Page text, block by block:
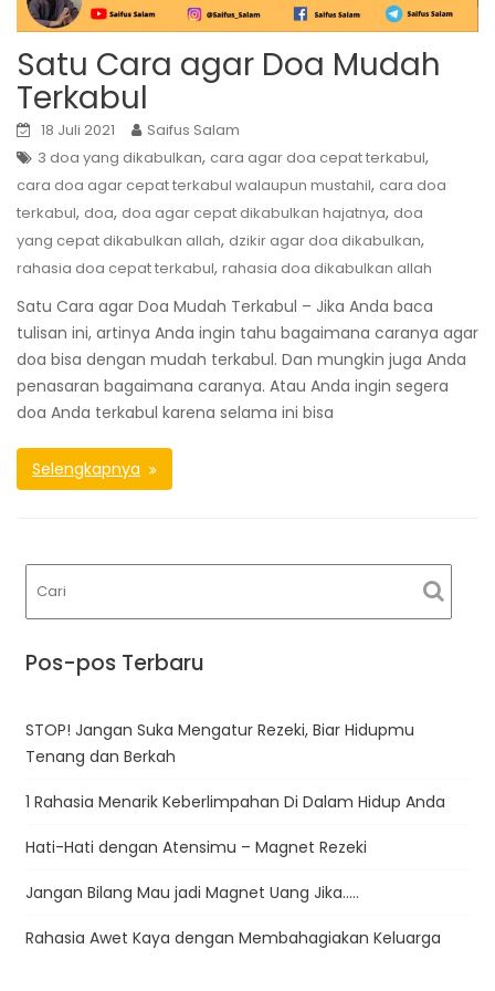
Satu Cara agar Doa Mudah
Terkabul
18 Juli 2021
Saifus Salam
3 doa yang dikabulkan, cara agar doa cepat terkabul,
cara doa agar cepat terkabul walaupun mustahil, cara doa
terkabul, doa, doa agar cepat dikabulkan hajatnya, doa
yang cepat dikabulkan allah, dzikir agar doa dikabulkan,
rahasia doa cepat terkabul, rahasia doa dikabulkan allah
Satu Cara agar Doa Mudah Terkabul – Jika Anda baca
tulisan ini, artinya Anda ingin tahu bagaimana caranya agar
doa bisa dengan mudah terkabul. Dan mungkin juga Anda
penasaran bagaimana caranya. Atau Anda ingin segera
doa Anda terkabul karena selama ini bisa
Selengkapnya
Pos-pos Terbaru
STOP! Jangan Suka Mengatur Rezeki, Biar Hidupmu
Tenang dan Berkah
1 Rahasia Menarik Keberlimpahan Di Dalam Hidup Anda
Hati-Hati dengan Atensimu – Magnet Rezeki
Jangan Bilang Mau jadi Magnet Uang Jika…..
Rahasia Awet Kaya dengan Membahagiakan Keluarga